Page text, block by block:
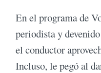
En el programa de
periodista y
el conductor
Incluso, le pegó al